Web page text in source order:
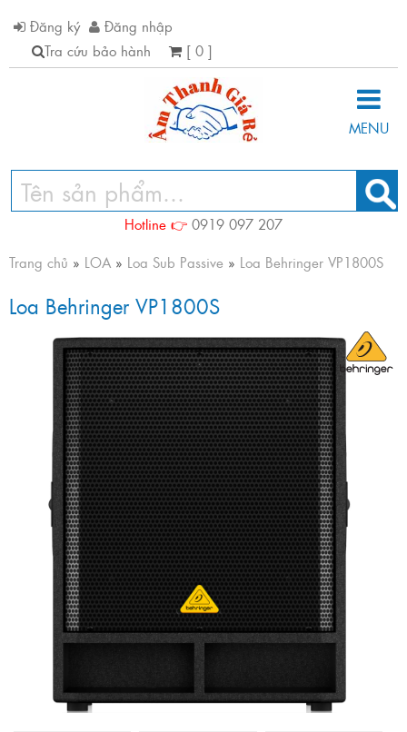
Đăng ký
Đăng nhập
Tra cứu bảo hành
[ 0 ]
MENU
Hotline 👉 0919 097 207
Trang chủ » LOA » Loa Sub Passive » Loa Behringer VP1800S
Loa Behringer VP1800S